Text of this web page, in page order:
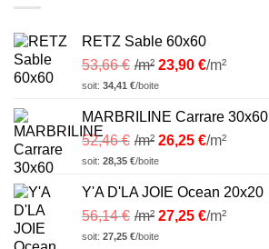
RETZ Sable 60x60
53,66€ /m² 23,90 €/m²
soit: 34,41 €/boite
MARBRILINE Carrare 30x60
52,46€ /m² 26,25 €/m²
soit: 28,35 €/boite
Y'A D'LA JOIE Ocean 20x20
56,14€ /m² 27,25 €/m²
soit: 27,25 €/boite